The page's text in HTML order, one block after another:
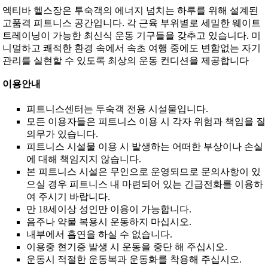
엑티바 헬스장은 투숙객의 에너지 넘치는 하루를 위해 설계된
고품격 피트니스 공간입니다. 각 근육 부위별로 세밀한 웨이트
트레이닝이 가능한 최신식 운동 기구들을 갖추고 있습니다. 미
니멀하고 쾌적한 환경 속에서 속초 여행 중에도 변함없는 자기
관리를 실현할 수 있도록 최상의 운동 컨디션을 제공합니다
이용안내
피트니스센터는 투숙객 전용 시설물입니다.
모든 이용자들은 피트니스 이용 시 각자 위험과 책임을 질
의무가 있습니다.
피트니스 시설물 이용 시 발생하는 어떠한 부상이나 손실
에 대해 책임지지 않습니다.
본 피트니스 시설은 무인으로 운영되므로 문의사항이 있
으실 경우 피트니스 내 마련되어 있는 긴급전화를 이용하
여 주시기 바랍니다.
만 18세이상 성인만 이용이 가능합니다.
음주나 약물 복용시 운동하지 마십시오.
내부에서 흡연을 하실 수 없습니다.
이용중 현기증 발생 시 운동을 중단 해 주십시오.
운동시 적절한 운동복과 운동화를 착용해 주십시오.